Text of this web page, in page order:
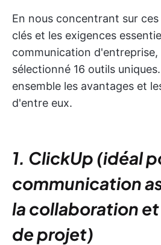
En nous concentrant sur
clés et les exigences
communication d'entreprise,
sélectionné 16 outils
ensemble les avantages et
d'entre eux.
1. ClickUp (idéal
communication
la collaboration
de projet)